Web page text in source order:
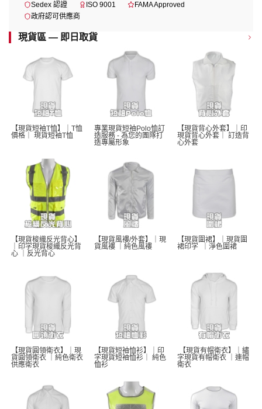
Sedex 認證 ISO 9001
FAMA Approved
政府認可供應商
現貨區 — 即日取貨
【現貨短袖T恤】｜T恤
價格｜ 現貨短袖T恤
專業現貨短袖Polo恤訂
造服務 - 為您的團隊打
造專屬形象
【現貨背心外套】｜印
現貨背心外套｜ 訂造背
心外套
【現貨梭織反光背心】
｜印字現貨梭織反光背
心 ｜反光背心
【現貨風褸/外套】｜現
貨風褸 ｜純色風褸
【現貨圍裙】｜現貨圍
裙印字  ｜淨色圍裙
【現貨圓領衛衣】｜現
貨圓領衛衣 ｜純色衛衣
供應衛衣
【現貨短袖恤衫】｜印
字現貨短袖恤衫｜ 純色
恤衫
字現貨有帽衛衣 ｜連帽
衛衣